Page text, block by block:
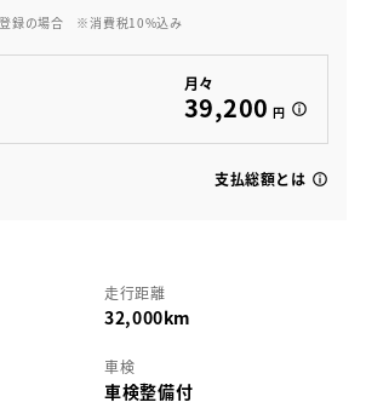
録の場合 ※消費税10%込み
月々
39,200 円
支払総額とは
走行距離
32,000km
車検
車検整備付